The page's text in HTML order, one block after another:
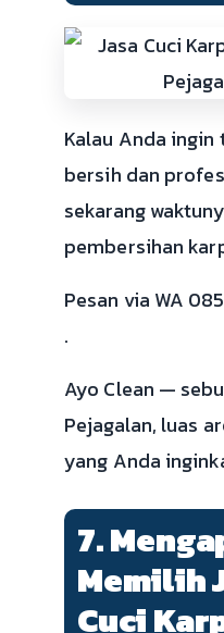
Kalau Anda
bersih dan
sekarang
pembersihan
Pesan via WA
.
Ayo Clean —
Pejagalan, luas
yang Anda
7.
Memilih
Cuci